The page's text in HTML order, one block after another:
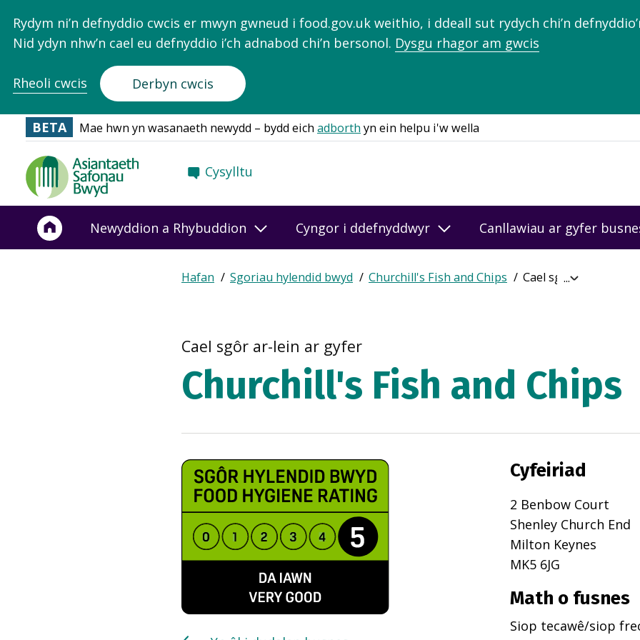
Rydym ni’n defnyddio cwcis er mwyn gwneud i food.gov.uk weithio, i ddeall sut rydych chi’n
Nid ydyn nhw’n cael eu defnyddio i’ch adnabod chi’n bersonol. Dysgu rhagor am gwcis
Rheoli cwcis Derbyn cwcis
BETA Mae hwn yn wasanaeth newydd – bydd eich adborth yn ein helpu i'w wella
Food
Standards
Agency
Frontpage
Cysylltu
Newyddion a Rhybuddion Cyngor i ddefnyddwyr Canllawiau ar gyfer
Breadcrumb
Expand
Hafan Sgoriau hylendid bwyd Churchill's Fish and Chips Cael sgôr ar-lein
Cael sgôr ar-lein ar gyfer
Churchill's Fish and Chips
Cyfeiriad
2 Benbow Court
Shenley Church End
Milton Keynes
MK5 6JG
Math o fusnes
Siop tecawê/siop